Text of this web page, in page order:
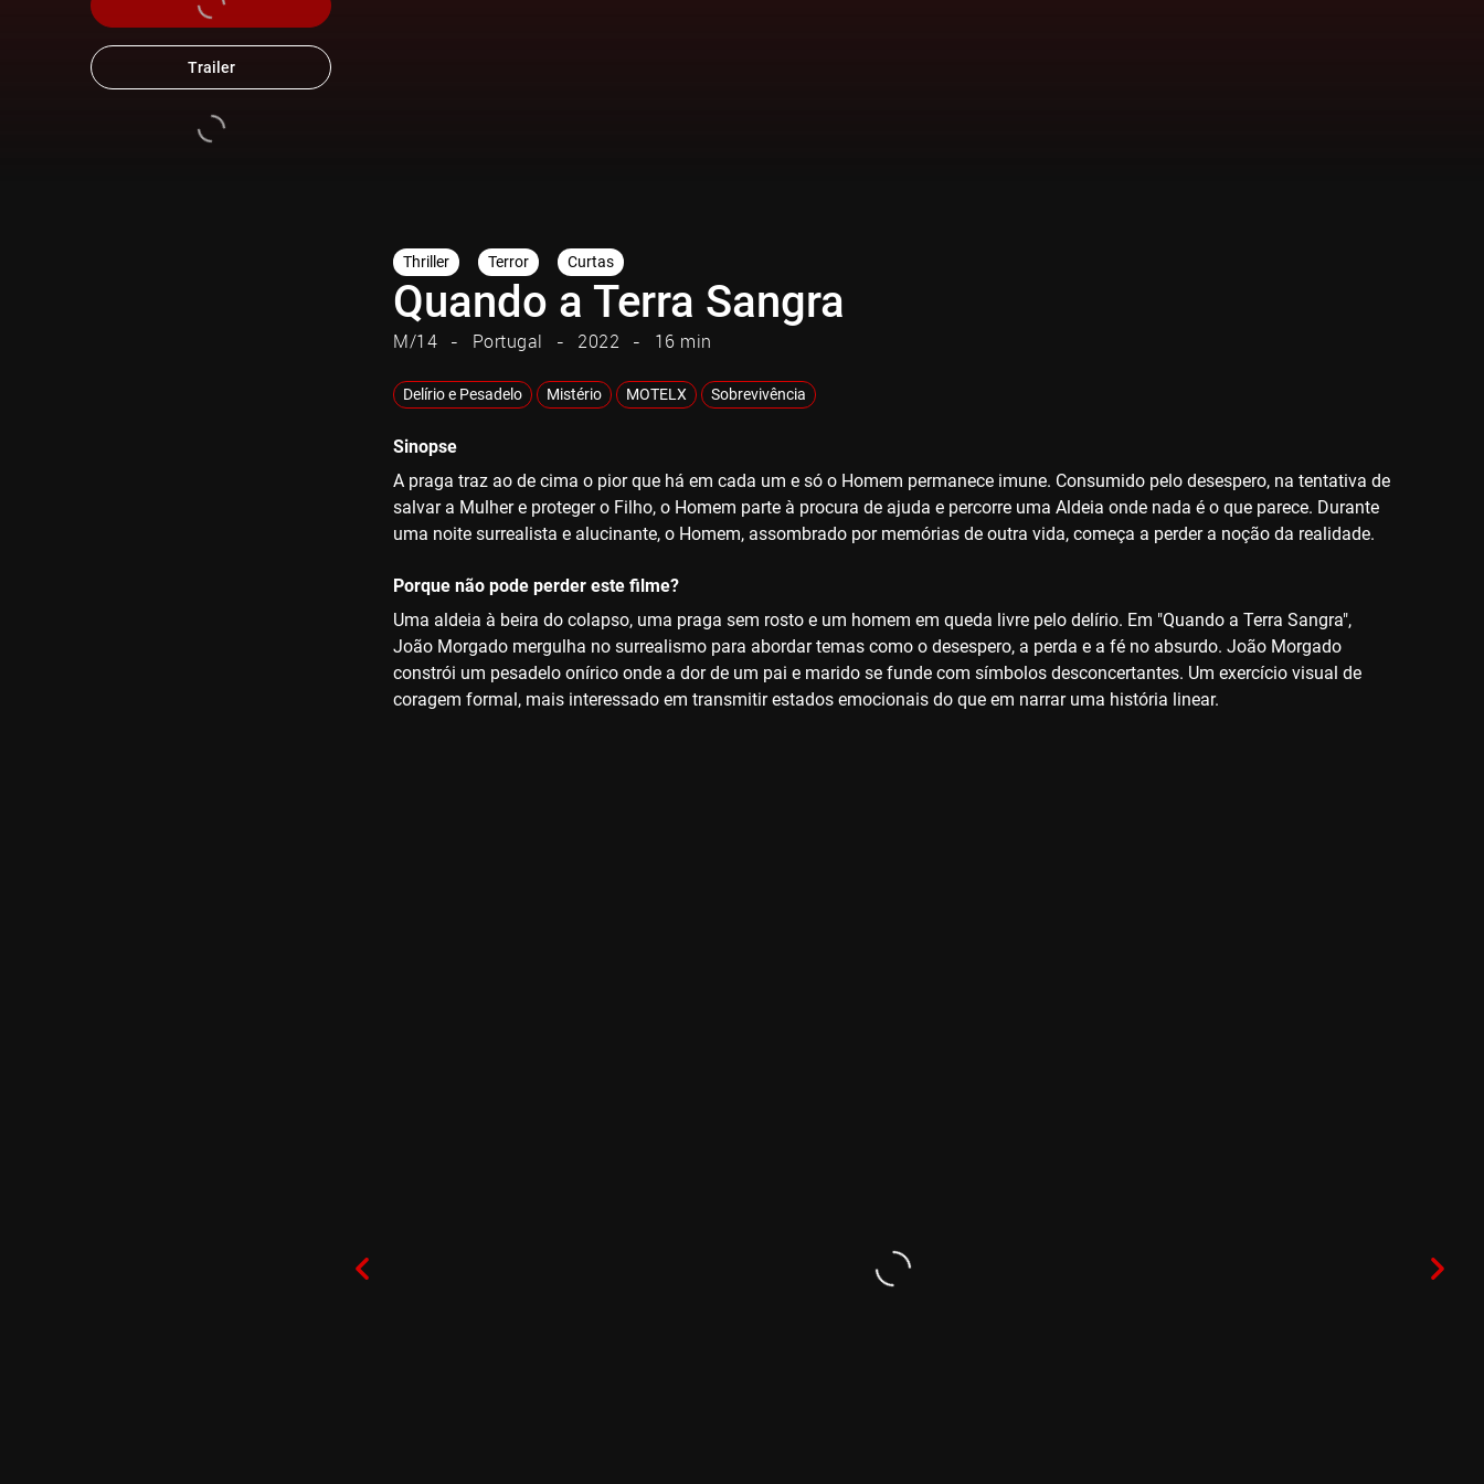
Trailer
Thriller Terror Curtas
Quando a Terra Sangra
M/14 Portugal 2022 16 min
Delírio e Pesadelo Mistério MOTELX Sobrevivência
Sinopse
A praga traz ao de cima o pior que há em cada um e só o Homem permanece imune. Consumido pelo desespero, na tentativa de
salvar a Mulher e proteger o Filho, o Homem parte à procura de ajuda e percorre uma Aldeia onde nada é o que parece. Durante
uma noite surrealista e alucinante, o Homem, assombrado por memórias de outra vida, começa a perder a noção da realidade.
Porque não pode perder este filme?
Uma aldeia à beira do colapso, uma praga sem rosto e um homem em queda livre pelo delírio. Em "Quando a Terra Sangra",
João Morgado mergulha no surrealismo para abordar temas como o desespero, a perda e a fé no absurdo. João Morgado
constrói um pesadelo onírico onde a dor de um pai e marido se funde com símbolos desconcertantes. Um exercício visual de
coragem formal, mais interessado em transmitir estados emocionais do que em narrar uma história linear.